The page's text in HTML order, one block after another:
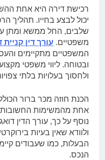
רכישת דירה היא אחת
יכול לבצע בחייו. תהליך
שלבים, החל ממשא ומתן
משפטיים. עורך דין קניית
המשפטיים מתקיימים
ובטוחה. ליווי משפטי
ולחסוך בעלויות בלתי
הכנת חוזה מכר ברור
אחת מהמשימות החשובות
נוסף על כך, עורך הדין
ולוודא שאין בעיות
הבעלות, כמו שעבודים
הנכס.